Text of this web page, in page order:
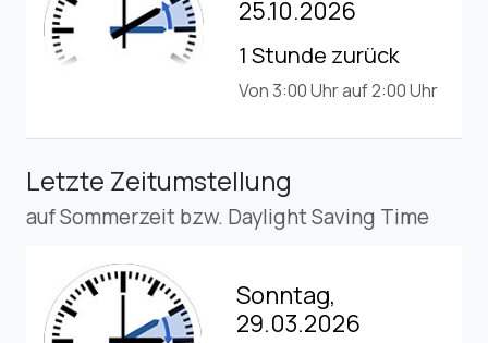
25.10.2026
1 Stunde zurück
Von 3:00 Uhr auf 2:00 Uhr
Letzte Zeitumstellung
auf Sommerzeit bzw. Daylight Saving Time
Sonntag,
29.03.2026